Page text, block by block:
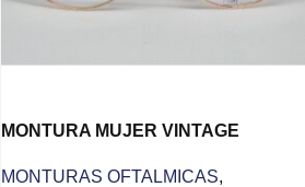
MONTURA MUJER VINTAGE
MONTURAS OFTALMICAS,